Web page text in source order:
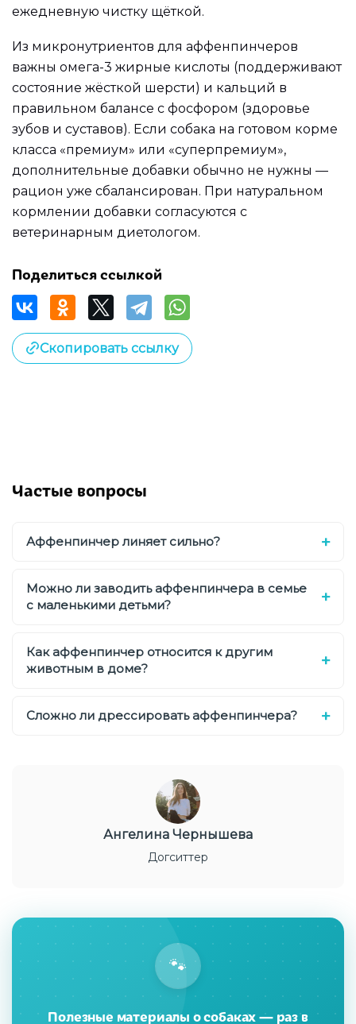
ежедневную чистку щёткой.
Из микронутриентов для аффенпинчеров
важны омега-3 жирные кислоты (поддерживают
состояние жёсткой шерсти) и кальций в
правильном балансе с фосфором (здоровье
зубов и суставов). Если собака на готовом корме
класса «премиум» или «суперпремиум»,
дополнительные добавки обычно не нужны —
рацион уже сбалансирован. При натуральном
кормлении добавки согласуются с
ветеринарным диетологом.
Поделиться ссылкой
Скопировать ссылку
Частые вопросы
Аффенпинчер линяет сильно?
Можно ли заводить аффенпинчера в семье
с маленькими детьми?
Как аффенпинчер относится к другим
животным в доме?
Сложно ли дрессировать аффенпинчера?
Ангелина Чернышева
Догситтер
🐾
Полезные материалы о собаках — раз в